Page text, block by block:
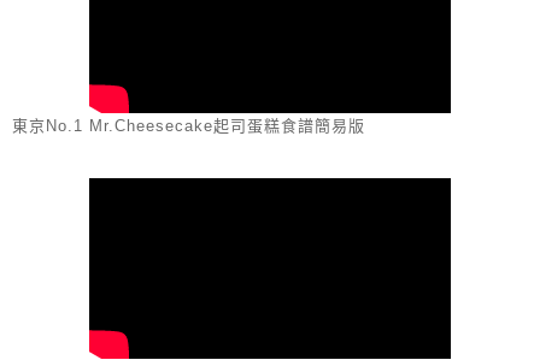
東京No.1 Mr.Cheesecake起司蛋糕食譜簡易版